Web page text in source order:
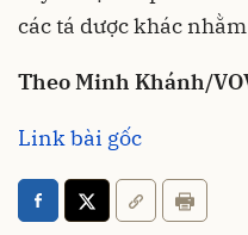
các tá dược khác
Theo Minh Khánh/
Link bài gốc